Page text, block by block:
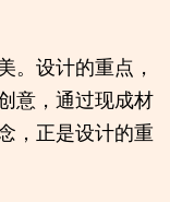
。设计的重点，
意，通过现成材
，正是设计的重